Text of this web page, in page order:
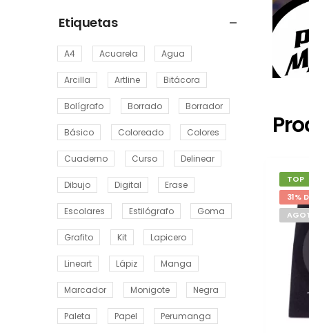
Etiquetas
A4 Acuarela Agua
Arcilla Artline Bitácora
Bolígrafo Borrado Borrador
Básico Coloreado Colores
Cuaderno Curso Delinear
Dibujo Digital Erase
Escolares Estilógrafo Goma
Grafito Kit Lapicero
Lineart Lápiz Manga
Marcador Monigote Negra
Paleta Papel Perumanga
TOP
31%